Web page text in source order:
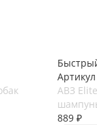
АВЗ
889₽